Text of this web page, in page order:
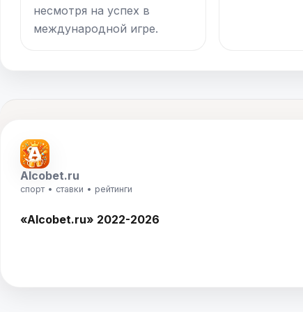
несмотря на успех в
международной игре.
Alcobet.ru
спорт • ставки • рейтинги
«Alcobet.ru» 2022-2026